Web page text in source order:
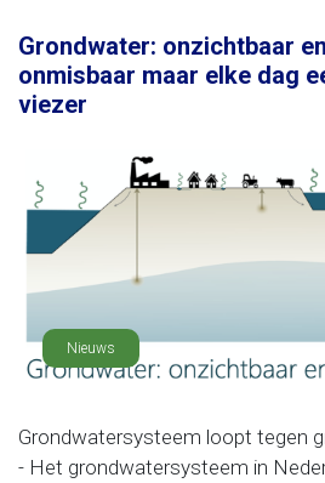
Grondwater: onzichtbaar en
onmisbaar maar elke dag
viezer
Nieuws
Grondwatersysteem loopt tegen
- Het grondwatersysteem in